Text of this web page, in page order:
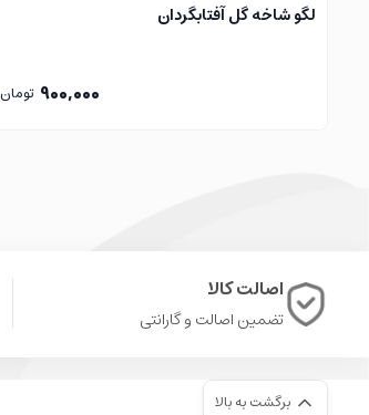
لگو شاخه گل آفتابگردان
900,000 تومان
اصالت کالا
تضمین اصالت و گارانتی
برگشت به بالا